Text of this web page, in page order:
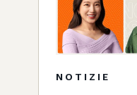
NOTIZIE